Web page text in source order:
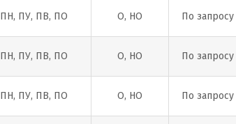
ПН, ПУ, ПВ, ПО О, НО По запросу
ПН, ПУ, ПВ, ПО О, НО По запросу
ПН, ПУ, ПВ, ПО О, НО По запросу